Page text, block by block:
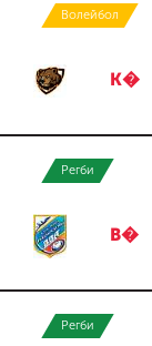
Волейбол
К�
Регби
В�
Регби